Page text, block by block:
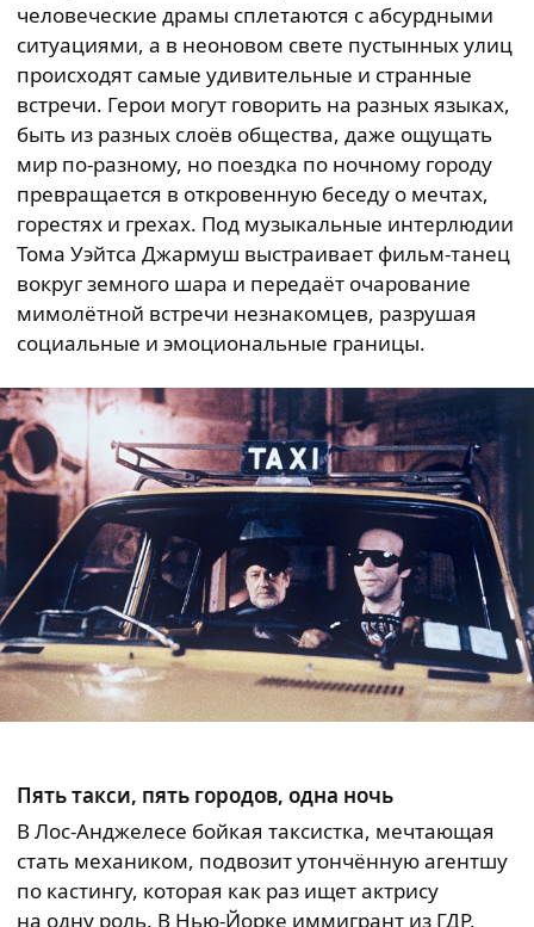
человеческие драмы сплетаются с абсурдными
ситуациями, а в неоновом свете пустынных улиц
происходят самые удивительные и странные
встречи. Герои могут говорить на разных языках,
быть из разных слоёв общества, даже ощущать
мир по-разному, но поездка по ночному городу
превращается в откровенную беседу о мечтах,
горестях и грехах. Под музыкальные интерлюдии
Тома Уэйтса Джармуш выстраивает фильм-танец
вокруг земного шара и передаёт очарование
мимолётной встречи незнакомцев, разрушая
социальные и эмоциональные границы.
Пять такси, пять городов, одна ночь
В Лос-Анджелесе бойкая таксистка, мечтающая
стать механиком, подвозит утончённую агентшу
по кастингу, которая как раз ищет актрису
на одну роль. В Нью-Йорке иммигрант из ГДР,